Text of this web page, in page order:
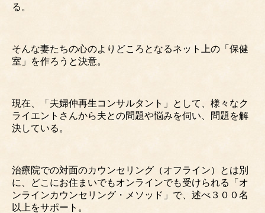
る。
そんな妻たちの心のよりどころとなるネット上の「保健
室」を作ろうと決意。
現在、「夫婦仲再生コンサルタント」として、様々なク
ライエントさんから夫との問題や悩みを伺い、問題を解
決している。
治療院での対面のカウンセリング（オフライン）とは別
に、どこにお住まいでもオンラインでも受けられる「オ
ンラインカウンセリング・メソッド」で、述べ３００名
以上をサポート。